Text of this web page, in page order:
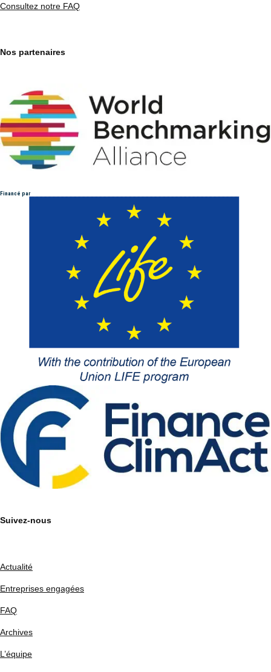
Consultez notre FAQ
Nos partenaires
Financé par
Suivez-nous
Actualité
Entreprises engagées
FAQ
Archives
L’équipe